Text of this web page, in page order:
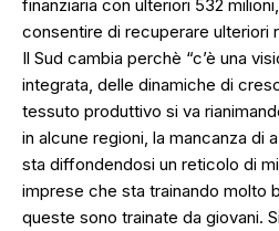
finanziaria con ulteriori 532
consentire di recuperare ulteriori
Il Sud cambia perchè “c’è una
integrata, delle dinamiche di
tessuto produttivo si va
in alcune regioni, la mancanza di
sta diffondendosi un reticolo di
imprese che sta trainando molto
queste sono trainate da giovani.